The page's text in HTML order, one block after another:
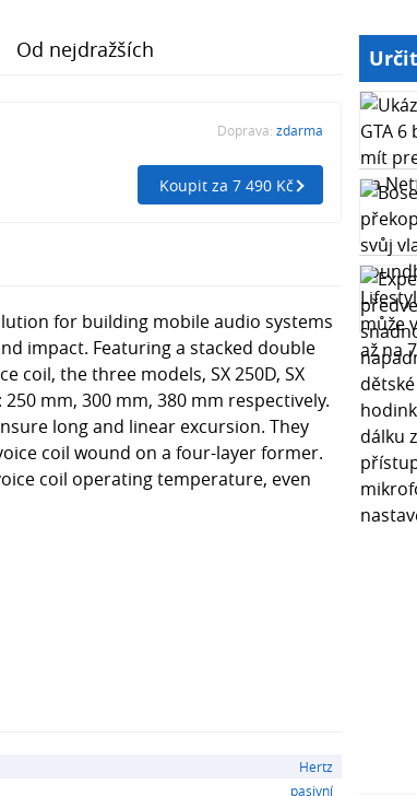
Od nejdražších
Doprava: zdarma
Koupit za 7 490 Kč
for building mobile audio systems
impact. Featuring a stacked double
coil, the three models, SX 250D, SX
mm, 300 mm, 380 mm respectively.
long and linear excursion. They
coil wound on a four-layer former.
coil operating temperature, even
Hertz
pasivní